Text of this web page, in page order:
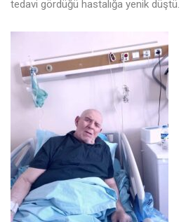
tedavi gördüğü hastalığa yenik düştü.